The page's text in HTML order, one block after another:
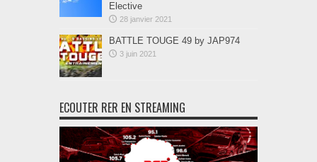
Elective
28 janvier 2021
BATTLE TOUGE 49 by JAP974
3 juin 2021
ECOUTER RER EN STREAMING